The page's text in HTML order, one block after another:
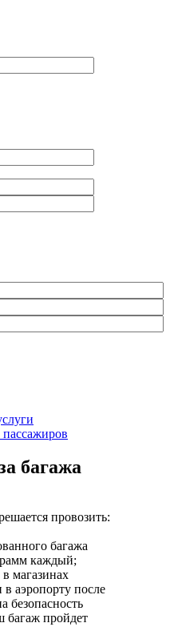
багажа
провозить:
багажа
каждый;
магазинах
аэропорту после
безопасность
багаж пройдет